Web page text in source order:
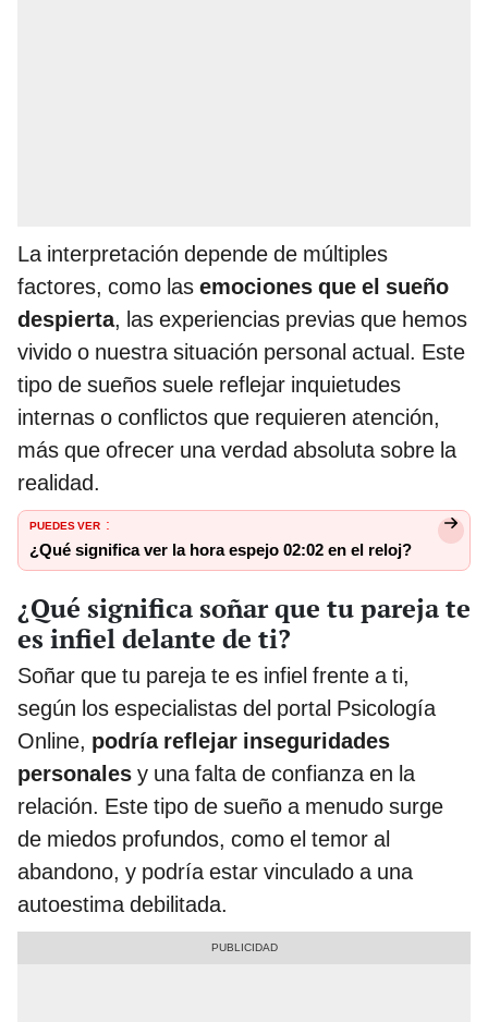
La interpretación depende de múltiples
factores, como las emociones que el sueño
despierta, las experiencias previas que hemos
vivido o nuestra situación personal actual. Este
tipo de sueños suele reflejar inquietudes
internas o conflictos que requieren atención,
más que ofrecer una verdad absoluta sobre la
realidad.
PUEDES VER :
¿Qué significa ver la hora espejo 02:02 en el reloj?
¿Qué significa soñar que tu pareja te
es infiel delante de ti?
Soñar que tu pareja te es infiel frente a ti,
según los especialistas del portal Psicología
Online, podría reflejar inseguridades
personales y una falta de confianza en la
relación. Este tipo de sueño a menudo surge
de miedos profundos, como el temor al
abandono, y podría estar vinculado a una
autoestima debilitada.